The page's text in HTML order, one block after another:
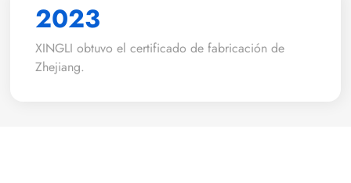
2023
XINGLI obtuvo el certificado de fabricación de
Zhejiang.